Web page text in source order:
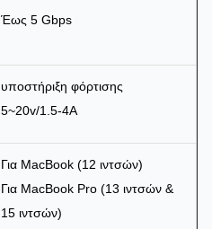
Έως 5 Gbps
υποστήριξη φόρτισης
5~20v/1.5-4A
Για MacBook (12 ιντσών)
Για MacBook Pro (13 ιντσών &
15 ιντσών)